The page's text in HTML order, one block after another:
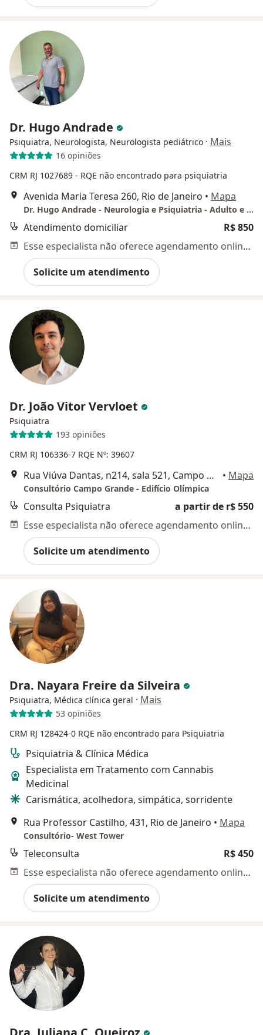
Dr. Hugo Andrade
Psiquiatra, Neurologista, Neurologista pediátrico · Mais
16 opiniões
CRM RJ 1027689 - RQE não encontrado para psiquiatria
Avenida Maria Teresa 260, Rio de Janeiro • Mapa
Dr. Hugo Andrade - Neurologia e Psiquiatria - Adulto e Infantil
Atendimento domiciliar
R$ 850
Esse especialista não oferece agendamento online para esse endereço.
Solicite um atendimento
Dr. João Vitor Vervloet
Psiquiatra
193 opiniões
CRM RJ 106336-7 RQE Nº: 39607
Rua Viúva Dantas, n214, sala 521, Campo Grande, Rio de Janeiro • Mapa
Consultório Campo Grande - Edifício Olímpica
Consulta Psiquiatra
a partir de r$ 550
Esse especialista não oferece agendamento online para esse endereço.
Solicite um atendimento
Dra. Nayara Freire da Silveira
Psiquiatra, Médica clínica geral · Mais
53 opiniões
CRM RJ 128424-0 RQE não encontrado para Psiquiatria
Psiquiatria & Clínica Médica
Especialista em Tratamento com Cannabis
Medicinal
Carismática, acolhedora, simpática, sorridente
Rua Professor Castilho, 431, Rio de Janeiro • Mapa
Consultório- West Tower
Teleconsulta
R$ 450
Esse especialista não oferece agendamento online para esse endereço.
Solicite um atendimento